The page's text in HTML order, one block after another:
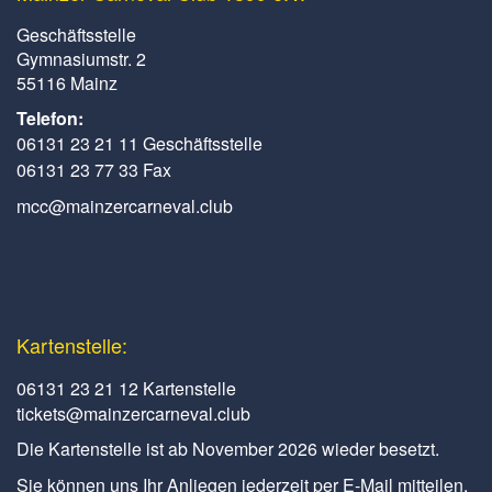
Geschäftsstelle
Gymnasiumstr. 2
55116 Mainz
Telefon:
06131 23 21 11 Geschäftsstelle
06131 23 77 33 Fax
mcc@mainzercarneval.club
Kartenstelle:
06131 23 21 12 Kartenstelle
tickets@mainzercarneval.club
Die Kartenstelle ist ab November 2026 wieder besetzt.
Sie können uns Ihr Anliegen jederzeit per E-Mail mitteilen.